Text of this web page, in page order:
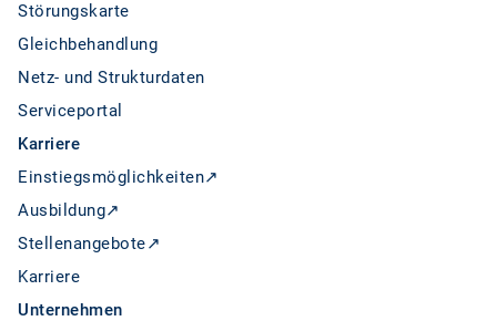
Störungskarte
Gleichbehandlung
Netz- und Strukturdaten
Serviceportal
Karriere
Einstiegsmöglichkeiten↗
Ausbildung↗
Stellenangebote↗
Karriere
Unternehmen